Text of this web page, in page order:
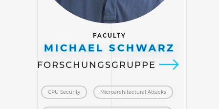
FACULTY
MICHAEL SCHWARZ
FORSCHUNGSGRUPPE
CPU Security Microarchitectural Attacks